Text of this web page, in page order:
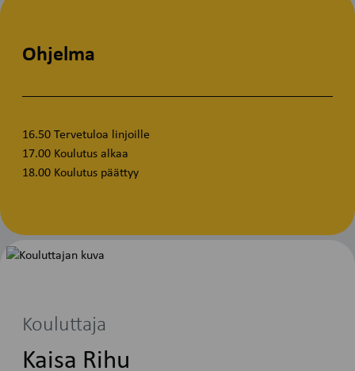
Ohjelma
16.50 Tervetuloa linjoille
17.00 Koulutus alkaa
18.00 Koulutus päättyy
Kouluttaja
Kaisa Rihu